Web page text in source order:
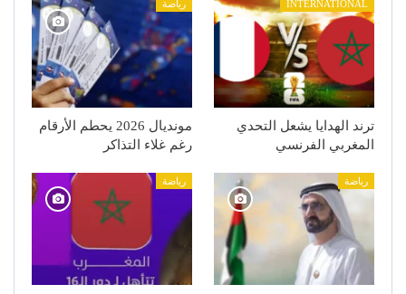
INTERNATIONAL
ترند الهدايا يشعل التحدي
المغربي الفرنسي
رياضة
مونديال 2026 يحطم الأرقام
رغم غلاء التذاكر
رياضة رياضة